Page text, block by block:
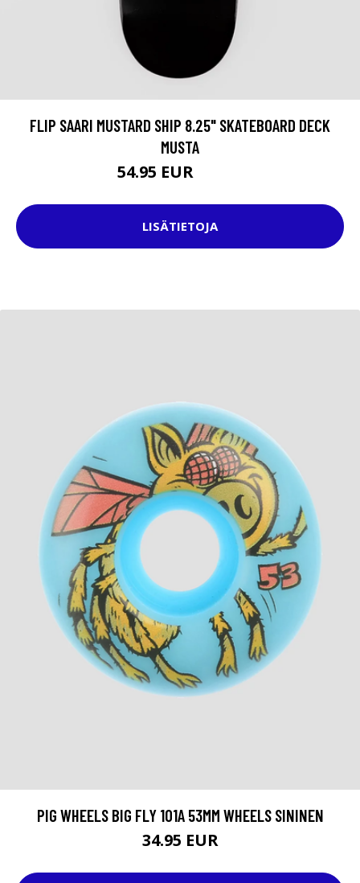
FLIP SAARI MUSTARD SHIP 8.25" SKATEBOARD DECK
MUSTA
54.95 EUR
LISÄTIETOJA
PIG WHEELS BIG FLY 101A 53MM WHEELS SININEN
34.95 EUR